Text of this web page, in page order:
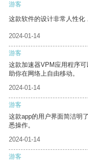
游客
这款软件的设计非常人性化
2024-01-14
游客
这款加速器VPM应用程序
助你在网络上自由移动。
2024-01-14
游客
这款app的用户界面简洁明
悉操作。
2024-01-14
游客